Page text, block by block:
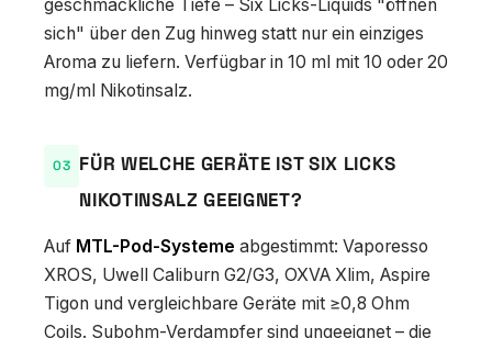
geschmackliche Tiefe – Six Licks-Liquids "öffnen
sich" über den Zug hinweg statt nur ein einziges
Aroma zu liefern. Verfügbar in 10 ml mit 10 oder 20
mg/ml Nikotinsalz.
FÜR WELCHE GERÄTE IST SIX LICKS
NIKOTINSALZ GEEIGNET?
Auf MTL-Pod-Systeme abgestimmt: Vaporesso
XROS, Uwell Caliburn G2/G3, OXVA Xlim, Aspire
Tigon und vergleichbare Geräte mit ≥0,8 Ohm
Coils. Subohm-Verdampfer sind ungeeignet – die